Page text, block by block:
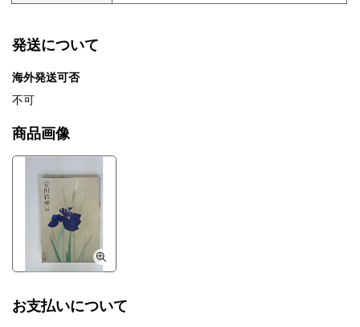
発送について
海外発送可否
不可
商品画像
お支払いについて